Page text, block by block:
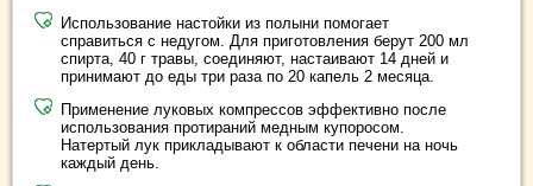
Использование настойки из полыни помогает
справиться с недугом. Для приготовления берут 200 мл
спирта, 40 г травы, соединяют, настаивают 14 дней и
принимают до еды три раза по 20 капель 2 месяца.
Применение луковых компрессов эффективно после
использования протираний медным купоросом.
Натертый лук прикладывают к области печени на ночь
каждый день.